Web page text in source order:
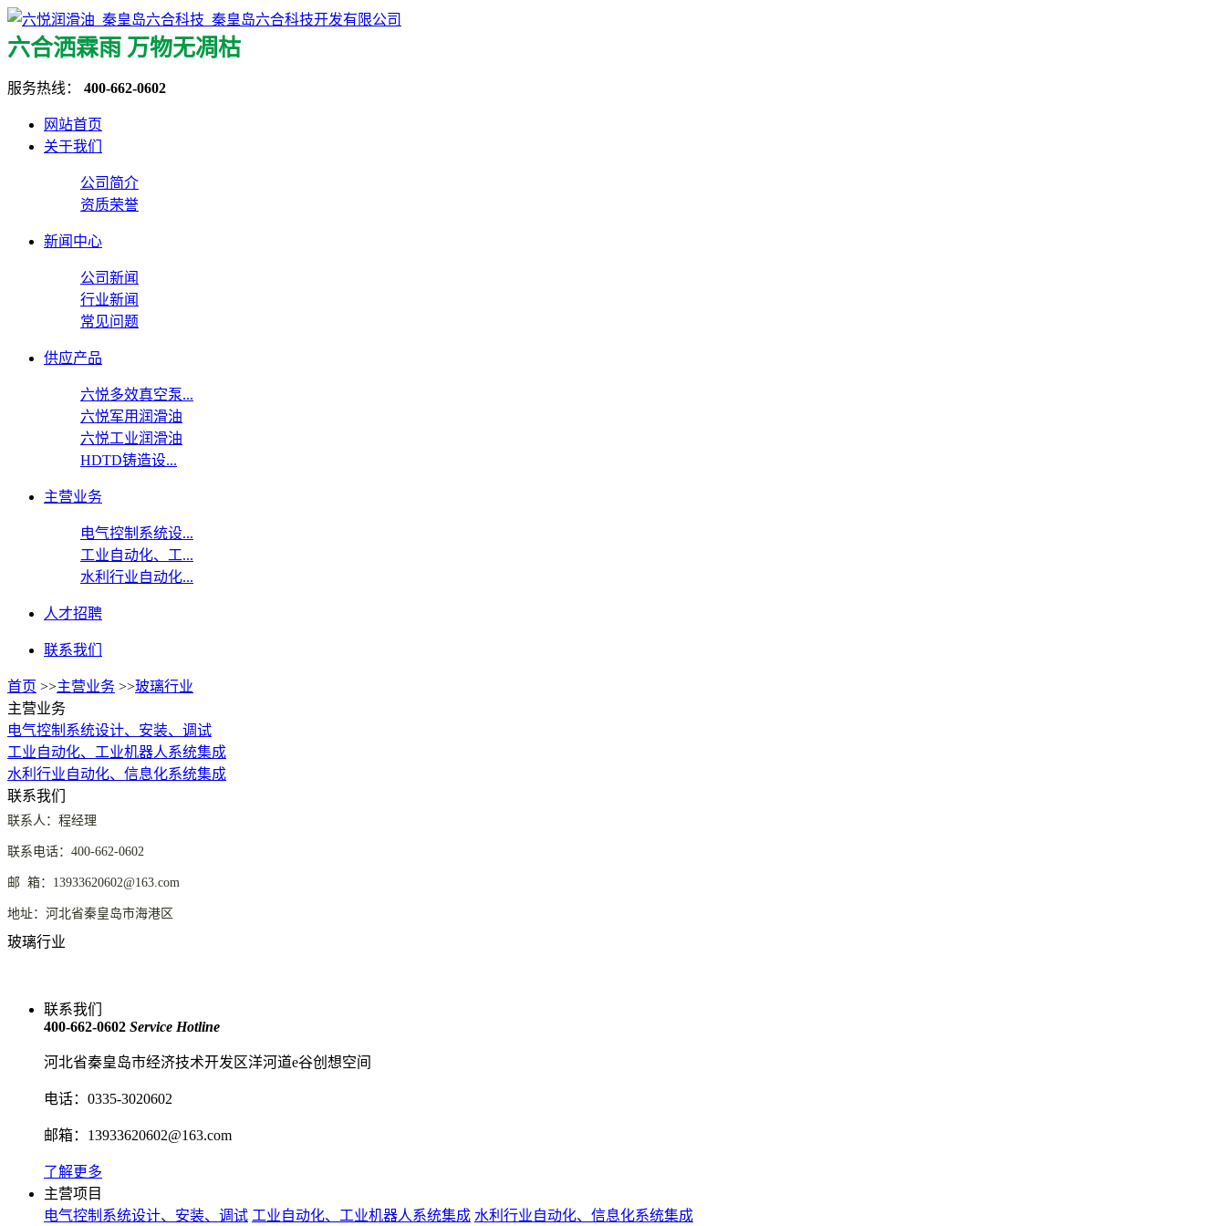
六合洒霖雨 万物无凋枯
服务热线： 400-662-0602
网站首页
关于我们
公司简介
资质荣誉
新闻中心
公司新闻
行业新闻
常见问题
供应产品
六悦多效真空泵...
六悦军用润滑油
六悦工业润滑油
HDTD铸造设...
主营业务
电气控制系统设...
工业自动化、工...
水利行业自动化...
人才招聘
联系我们
首页 >>主营业务 >>玻璃行业
主营业务
电气控制系统设计、安装、调试
工业自动化、工业机器人系统集成
水利行业自动化、信息化系统集成
联系我们
联系人：程经理
联系电话：400-662-0602
邮 箱：13933620602@163.com
地址：河北省秦皇岛市海港区
玻璃行业
联系我们
400-662-0602 Service Hotline
河北省秦皇岛市经济技术开发区洋河道e谷创想空间
电话：0335-3020602
邮箱：13933620602@163.com
了解更多
主营项目
电气控制系统设计、安装、调试 工业自动化、工业机器人系统集成 水利行业自动化、信息化系统集成